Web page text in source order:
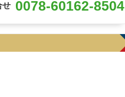
せ 0078-60162-8504